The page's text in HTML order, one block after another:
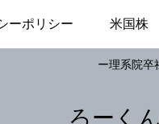
ー理系院卒
ろーく
ーポリシー 米国株